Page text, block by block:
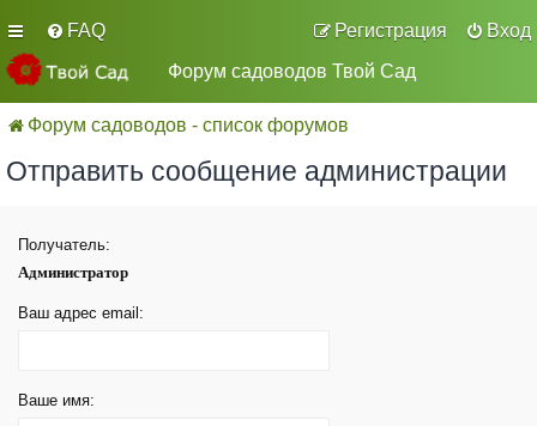
FAQ Вход
Регистрация
Форум садоводов Твой Сад
Форум садоводов - список форумов
Отправить сообщение администрации
Получатель:
Администратор
Ваш адрес email:
Ваше имя: